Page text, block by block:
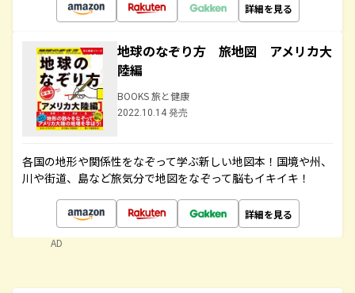
詳細を見る
地球のなぞり方 旅地図 アメリカ大
陸編
BOOKS 旅と健康
2022.10.14 発売
各国の地形や関係性をなぞって学ぶ新しい地図本！国境や州、
川や街道、島など旅気分で地図をなぞって脳もイキイキ！
詳細を見る
AD